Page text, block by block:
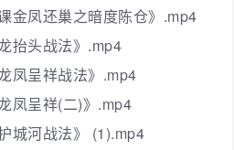
金凤还巢之暗度陈仓》.mp4
抬头战法》.mp4
凤呈祥战法》.mp4
凤呈祥(二)》.mp4
城河战法》 (1).mp4